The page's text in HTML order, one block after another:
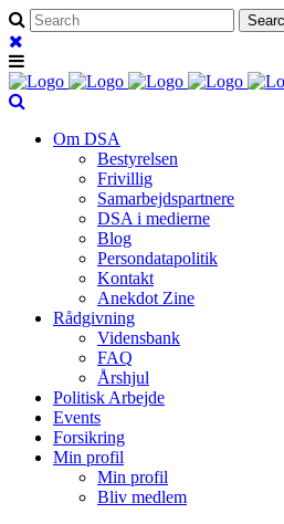
Om DSA
Bestyrelsen
Frivillig
Samarbejdspartnere
DSA i medierne
Blog
Persondatapolitik
Kontakt
Anekdot Zine
Rådgivning
Vidensbank
FAQ
Årshjul
Politisk Arbejde
Events
Forsikring
Min profil
Min profil
Bliv medlem